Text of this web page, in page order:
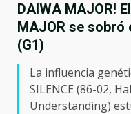
DAIWA MAJOR!
MAJOR se sobró
(G1)
La influencia
SILENCE (86-02,
Understanding)